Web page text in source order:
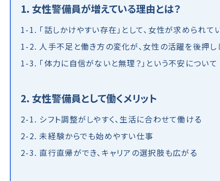
1. 女性警備員が増えている理由とは？
1-1. 「話しかけやすい存在」として、女性が求められて
1-2. 人手不足と働き方の変化が、女性の活躍を後押し
1-3. 「体力に自信がないと無理？」という不安について
2. 女性警備員として働くメリット
2-1. シフト調整がしやすく、生活に合わせて働ける
2-2. 未経験からでも始めやすい仕事
2-3. 直行直帰ができ、キャリアの選択肢も広がる